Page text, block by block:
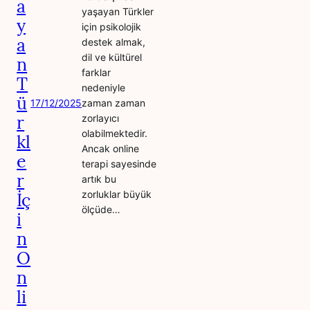
a
y
a
n
T
ü
r
kl
e
r
İç
i
n
O
n
li
17/12/2025
yaşayan Türkler
için psikolojik
destek almak,
dil ve kültürel
farklar
nedeniyle
zaman zaman
zorlayıcı
olabilmektedir.
Ancak online
terapi sayesinde
artık bu
zorluklar büyük
ölçüde…